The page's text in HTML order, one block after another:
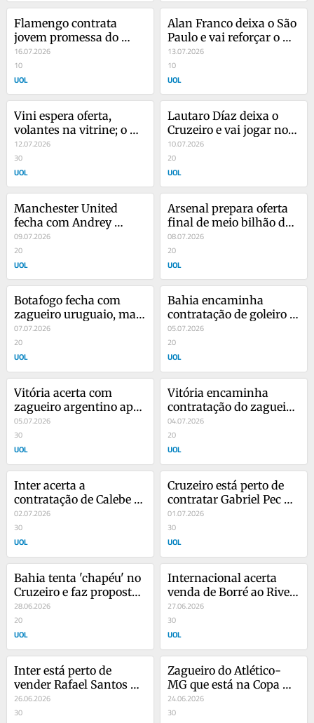
Flamengo contrata
jovem promessa do
Bahia para as categorias
de base
16.07.2026
10
UOL
Alan Franco deixa o São
Paulo e vai reforçar o
Tigres, do México
13.07.2026
10
UOL
Vini espera oferta,
volantes na vitrine; o
mercado da seleção pós-
Copa
12.07.2026
30
UOL
Lautaro Díaz deixa o
Cruzeiro e vai jogar no
Racing
10.07.2026
20
UOL
Manchester United
fecha com Andrey
Santos para ser
substituto de Casemiro
09.07.2026
20
UOL
Arsenal prepara oferta
final de meio bilhão de
reais por Bruno
Guimarães
08.07.2026
20
UOL
Botafogo fecha com
zagueiro uruguaio, mas
aguarda fim do transfer
ban
07.07.2026
20
UOL
Bahia encaminha
contratação de goleiro
argentino do Talleres
05.07.2026
20
UOL
Vitória acerta com
zagueiro argentino após
rescisão com o Fortaleza
05.07.2026
30
UOL
Vitória encaminha
contratação do zagueiro
Emanuel Brítez
04.07.2026
20
UOL
Inter acerta a
contratação de Calebe
por empréstimo
02.07.2026
30
UOL
Cruzeiro está perto de
contratar Gabriel Pec
por valor milionário
01.07.2026
30
UOL
Bahia tenta 'chapéu' no
Cruzeiro e faz proposta
por cria do Vasco
28.06.2026
20
UOL
Internacional acerta
venda de Borré ao River
Plate
27.06.2026
30
UOL
Inter está perto de
vender Rafael Santos
Borré ao River Plate
26.06.2026
30
Zagueiro do Atlético-
MG que está na Copa
fecha com time dos
Estados Unidos
24.06.2026
30